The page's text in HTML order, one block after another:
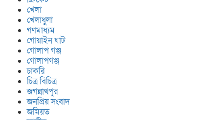
খেলা
খেলাধুলা
গণমাধ্যম
গোয়াইন ঘাট
গোলাপ গঞ্জ
গোলাপগঞ্জ
চাকরি
চিত্র বিচিত্র
জগন্নাথপুর
জনপ্রিয় সংবাদ
জমিয়ত